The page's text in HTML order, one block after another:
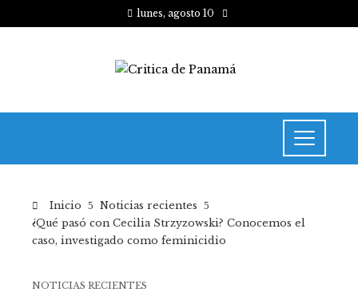
lunes, agosto 10
Inicio
Noticias recientes
¿Qué pasó con Cecilia Strzyzowski? Conocemos el
caso, investigado como feminicidio
NOTICIAS RECIENTES